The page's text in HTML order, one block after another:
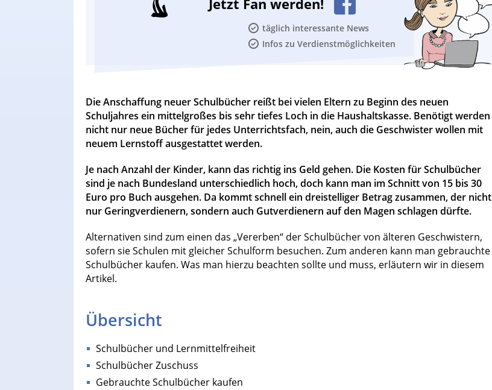
Jetzt Fan werden!
täglich interessante News
Infos zu Verdienstmöglichkeiten
Die Anschaffung neuer Schulbücher reißt bei vielen Eltern zu Beginn des neuen
Schuljahres ein mittelgroßes bis sehr tiefes Loch in die Haushaltskasse. Benötigt werden
nicht nur neue Bücher für jedes Unterrichtsfach, nein, auch die Geschwister wollen mit
neuem Lernstoff ausgestattet werden.
Je nach Anzahl der Kinder, kann das richtig ins Geld gehen. Die Kosten für Schulbücher
sind je nach Bundesland unterschiedlich hoch, doch kann man im Schnitt von 15 bis 30
Euro pro Buch ausgehen. Da kommt schnell ein dreistelliger Betrag zusammen, der nicht
nur Geringverdienern, sondern auch Gutverdienern auf den Magen schlagen dürfte.
Alternativen sind zum einen das „Vererben“ der Schulbücher von älteren Geschwistern,
sofern sie Schulen mit gleicher Schulform besuchen. Zum anderen kann man gebrauchte
Schulbücher kaufen. Was man hierzu beachten sollte und muss, erläutern wir in diesem
Artikel.
Übersicht
Schulbücher und Lernmittelfreiheit
Schulbücher Zuschuss
Gebrauchte Schulbücher kaufen